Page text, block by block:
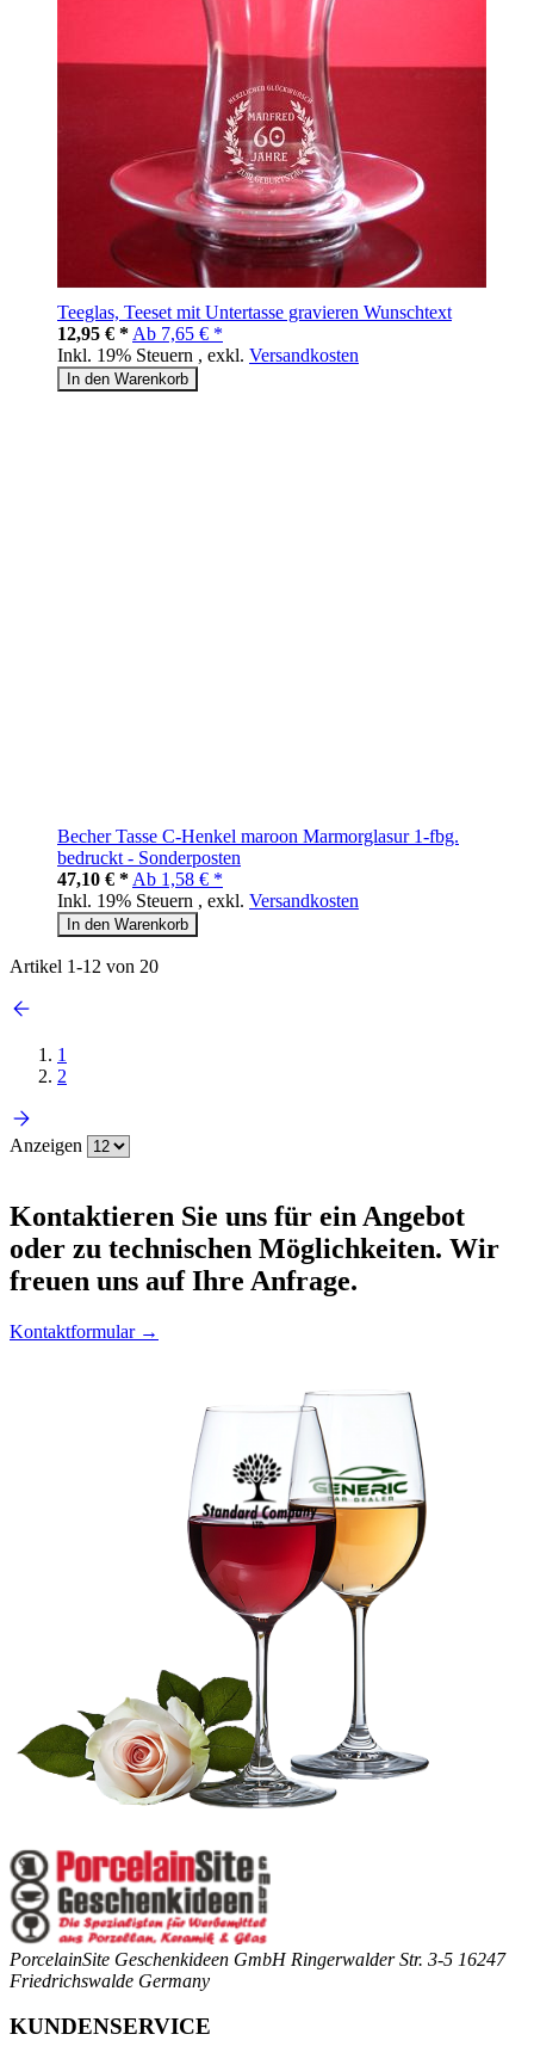
Teeglas, Teeset mit Untertasse gravieren Wunschtext
12,95 € * Ab 7,65 € *
Inkl. 19% Steuern , exkl. Versandkosten
In den Warenkorb
Becher Tasse C-Henkel maroon Marmorglasur 1-fbg.
bedruckt - Sonderposten
47,10 € * Ab 1,58 € *
Inkl. 19% Steuern , exkl. Versandkosten
In den Warenkorb
Artikel 1-12 von 20
1
2
Anzeigen
Kontaktieren Sie uns für ein Angebot
oder zu technischen Möglichkeiten. Wir
freuen uns auf Ihre Anfrage.
Kontaktformular →
PorcelainSite Geschenkideen GmbH Ringerwalder Str. 3-5 16247
Friedrichswalde Germany
KUNDENSERVICE